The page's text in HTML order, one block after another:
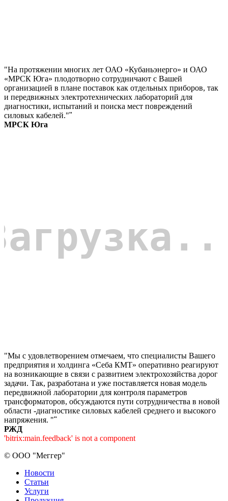
"На протяжении многих лет ОАО «Кубаньэнерго» и ОАО
«МРСК Юга» плодотворно сотрудничают с Вашей
организацией в плане поставок как отдельных приборов, так
и передвижных электротехнических лабораторий для
диагностики, испытаний и поиска мест повреждений
силовых кабелей.""
МРСК Юга
"Мы с удовлетворением отмечаем, что специалисты Вашего
предприятия и холдинга «Себа КМТ» оперативно реагируют
на возникающие в связи с развитием электрохозяйства дорог
задачи. Так, разработана и уже поставляется новая модель
передвижной лаборатории для контроля параметров
трансформаторов, обсуждаются пути сотрудничества в новой
области -диагностике силовых кабелей среднего и высокого
напряжения. ""
РЖД
'bitrix:main.feedback' is not a component
© ООО "Меггер"
Новости
Статьи
Услуги